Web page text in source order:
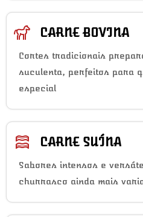
CARNE BOVINA
Cortes tradicionais
suculenta, perfeitos para
especial
CARNE SUÍNA
Sabores intensos e
churrasco ainda mais